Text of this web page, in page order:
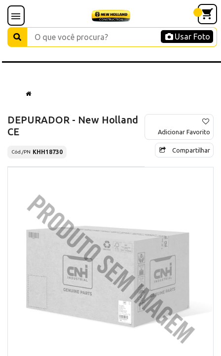
Usar Foto
DEPURADOR - New Holland
CE
Cód./PN KHH18730
Adicionar Favorito
Compartilhar